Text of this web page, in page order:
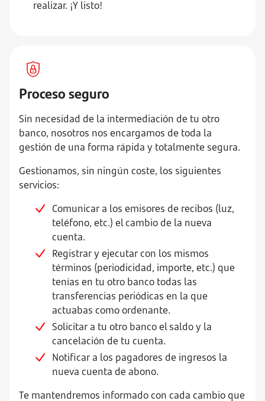
realizar. ¡Y listo!
Proceso seguro
Sin necesidad de la intermediación de tu otro
banco, nosotros nos encargamos de toda la
gestión de una forma rápida y totalmente segura.
Gestionamos, sin ningún coste, los siguientes
servicios:
Comunicar a los emisores de recibos (luz,
teléfono, etc.) el cambio de la nueva
cuenta.
Registrar y ejecutar con los mismos
términos (periodicidad, importe, etc.) que
tenías en tu otro banco todas las
transferencias periódicas en la que
actuabas como ordenante.
Solicitar a tu otro banco el saldo y la
cancelación de tu cuenta.
Notificar a los pagadores de ingresos la
nueva cuenta de abono.
Te mantendremos informado con cada cambio que